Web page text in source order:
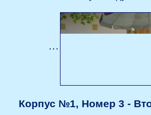
Корпус №1, Номер 3 -